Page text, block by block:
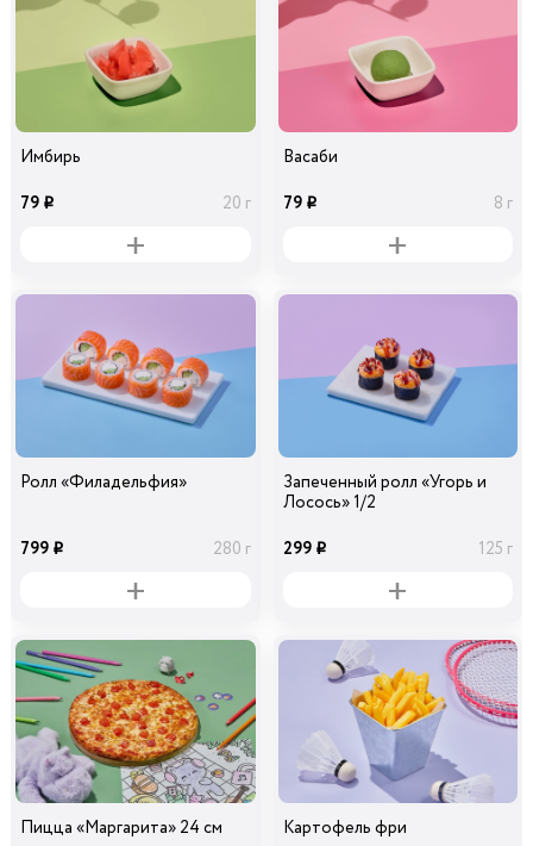
Имбирь
79 i 20 г
Васаби
79 i 8 г
Ролл «Филадельфия»
799 i 280 г
Запеченный ролл «Угорь и
Лосось» 1/2
299 i 125 г
Пицца «Маргарита» 24 см Картофель фри